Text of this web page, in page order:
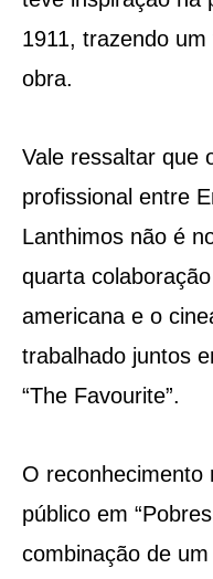
1911, trazendo
obra.
Vale ressaltar que
profissional entre
Lanthimos não é
quarta
americana e o
trabalhado juntos
“The Favourite”.
O reconhecimento
público em
combinação de